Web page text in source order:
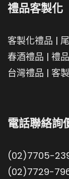
禮品客製化
客製化禮品 |
春酒禮品 | 禮品
台灣禮品 | 客
電話聯絡詢
(02)7705-
(02)7729-